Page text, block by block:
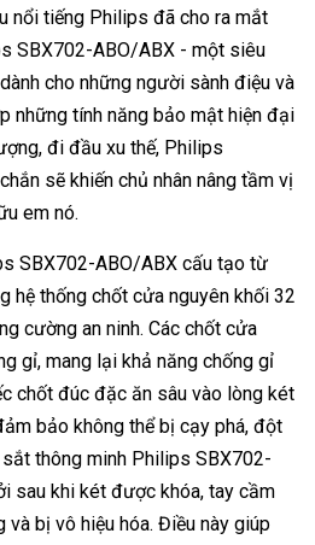
nổi tiếng Philips đã cho ra mắt
SBX702-ABO/ABX - một siêu
cho những người sành điệu và
những tính năng bảo mật hiện đại
đi đầu xu thế, Philips
sẽ khiến chủ nhân nâng tầm vị
em nó.
SBX702-ABO/ABX cấu tạo từ
hệ thống chốt cửa nguyên khối 32
cường an ninh. Các chốt cửa
gỉ, mang lại khả năng chống gỉ
chốt đúc đặc ăn sâu vào lòng két
bảo không thể bị cạy phá, đột
thông minh Philips SBX702-
sau khi két được khóa, tay cầm
và bị vô hiệu hóa. Điều này giúp